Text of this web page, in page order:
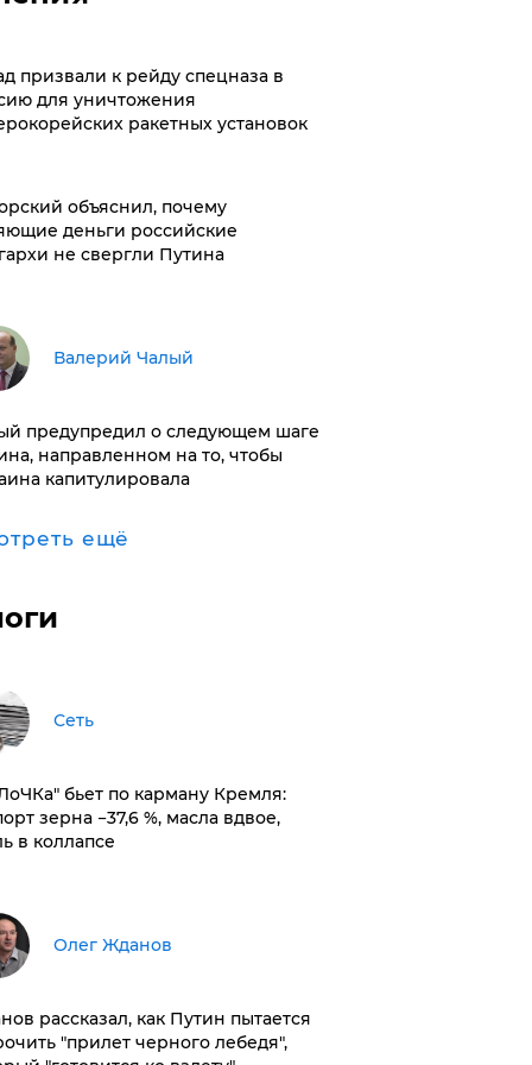
призвали к рейду спецназа в
для уничтожения
ракетных установок
объяснил, почему
деньги российские
не свергли Путина
Валерий Чалый
предупредил о следующем шаге
направленном на то, чтобы
капитулировала
ещё
Сеть
бьет по карману Кремля:
зерна −37,6 %, масла вдвое,
в коллапсе
Олег Жданов
рассказал, как Путин пытается
"прилет черного лебедя",